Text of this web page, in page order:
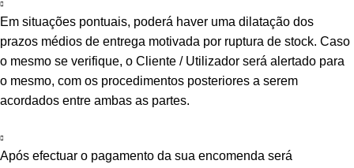
Em situações pontuais, poderá haver uma dilatação dos
prazos médios de entrega motivada por ruptura de stock. Caso
o mesmo se verifique, o Cliente / Utilizador será alertado para
o mesmo, com os procedimentos posteriores a serem
acordados entre ambas as partes.
Após efectuar o pagamento da sua encomenda será